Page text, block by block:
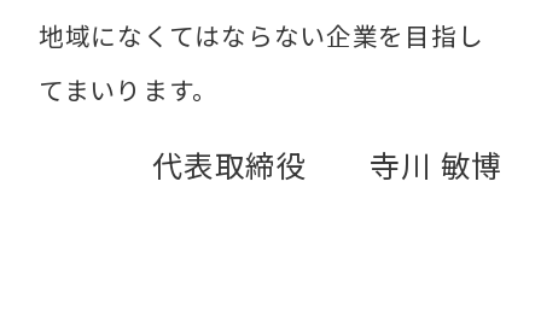
地域になくてはならない企業を目指し
てまいります。
代表取締役 寺川 敏博